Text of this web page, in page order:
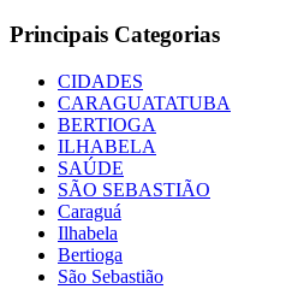
Principais Categorias
CIDADES
CARAGUATATUBA
BERTIOGA
ILHABELA
SAÚDE
SÃO SEBASTIÃO
Caraguá
Ilhabela
Bertioga
São Sebastião